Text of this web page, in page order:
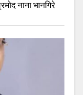
नाना भानगिरे